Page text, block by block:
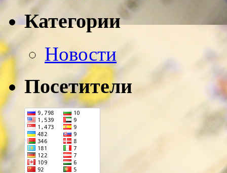
Категории
Новости
Посетители